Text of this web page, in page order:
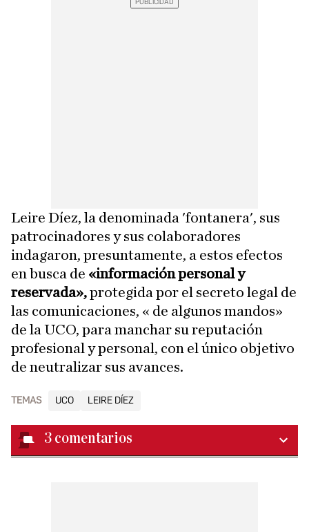
Leire Díez, la denominada 'fontanera', sus
patrocinadores y sus colaboradores
indagaron, presuntamente, a estos efectos
en busca de «información personal y
reservada»,protegida por el secreto legal de
las comunicaciones, « de algunos mandos»
de la UCO, para manchar su reputación
profesional y personal, con el único objetivo
de neutralizar sus avances.
TEMAS UCO LEIRE DÍEZ
3 comentarios